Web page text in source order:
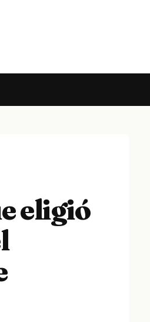
eligió